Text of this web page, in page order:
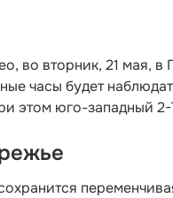
во вторник, 21 мая,
часы будет
этом юго-западный